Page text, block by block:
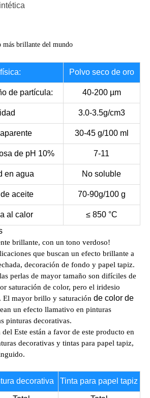
más brillante del mundo
Polvo seco de oro
de partícula: 40-200 µm
3.0-3.5g/cm3
30-45 g/100 ml
de pH 10% 7-11
en agua No soluble
aceite 70-90g/100 g
al calor
≤ 850 °C
brillante, con un tono verdoso!
que buscan un efecto brillante a
decoración de fondo y papel tapiz.
perlas de mayor tamaño son difíciles de
saturación de color, pero el iridesio
El mayor brillo y saturación de color de
un efecto llamativo en pinturas
pinturas decorativas.
Este están a favor de este producto en
decorativas y tintas para papel tapiz,
decorativa Tinta para papel tapiz